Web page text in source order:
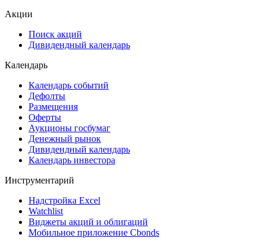
Акции
Поиск акций
Дивидендный календарь
Календарь
Календарь событий
Дефолты
Размещения
Оферты
Аукционы госбумаг
Денежный рынок
Дивидендный календарь
Календарь инвестора
Инструментарий
Надстройка Excel
Watchlist
Виджеты акций и облигаций
Мобильное приложение Cbonds